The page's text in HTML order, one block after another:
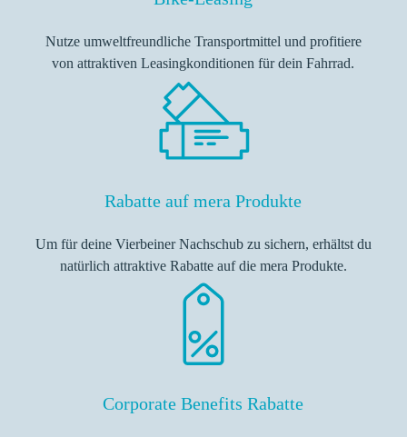
Nutze umweltfreundliche Transportmittel und profitiere
von attraktiven Leasingkonditionen für dein Fahrrad.
Rabatte auf mera Produkte
Um für deine Vierbeiner Nachschub zu sichern, erhältst du
natürlich attraktive Rabatte auf die mera Produkte.
Corporate Benefits Rabatte